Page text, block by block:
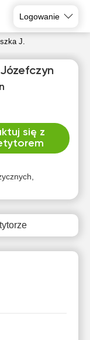
Logowanie
J.
się z
13
Brak
dostępnych
terminów
Brak